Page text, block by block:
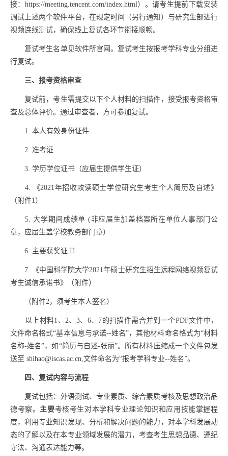
接： https://meeting.tencent.com/index.html） 。请考生提前下载安装
调试上述两个软件平台， 在规定时间（另行通知）与研究生部进行
视频连线测试，确保线上复试各环节衔接顺畅。
复试考生名单见软件所官网。复试考生按报考学科专业分组进
行复试。
三、报考资格审查
复试前，考生需提交以下个人材料的扫描件，接受报考资格审
查及总体评价。通过审查者，方可参加复试。
1. 本人有效身份证件
2. 准考证
3. 学历学位证书（应届生提供学生证）
4. 《2021年招收攻读硕士学位研究生考生个人简历及自述》
（附件1）
5.大学期间 成绩单 (非应届生加盖档案所在单位人事部门公
章，应届生盖学校教务部门章）
6. 主要获奖证书
7. 《中国科学院大学2021年硕士研究生招生远程网络视频复试
考生诚信承诺书》（附件）
（附件2，须考生本人签名）
以上材料1 、2、 3、 6、 7的扫描件需合并到一个PDF文件中，
文件命名格式“基本信息与承诺--姓名”，其他材料命名格式为“材料
名称-姓名”，如 “简历与自述-张丽”。所有材料压缩成一个文件包发
送至 shihao@iscas.ac.cn,文件命名为“报考学科专业--姓名”。
四、复试内容与流程
复试包括： 外语测试、专业素质、综合素质考核及思想政治品
德考察。 主要考核考生对本学科专业理论知识和应用技能掌握程
度，利用专业知识发现、分析和解决问题的能力，对本学科发展动
态的了解以及在本专业领域发展的潜力，考查考生思想品德、遵纪
守法、沟通表达能力等。